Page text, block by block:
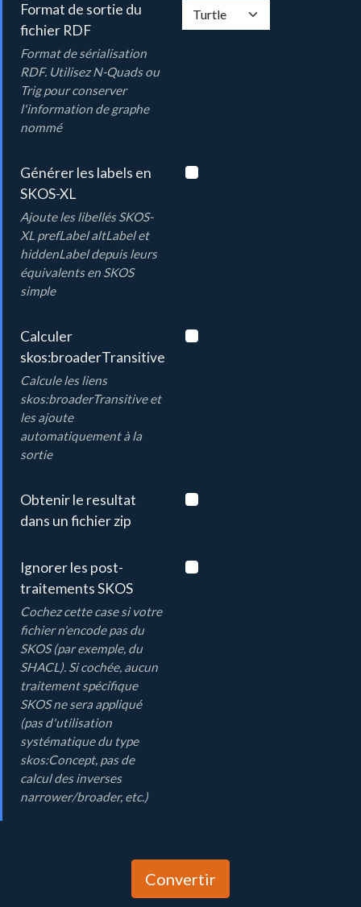
Format de sortie du
fichier RDF
Format de sérialisation
RDF. Utilisez N-Quads ou
Trig pour conserver
l'information de graphe
nommé
Générer les labels en
SKOS-XL
Ajoute les libellés SKOS-
XL prefLabel altLabel et
hiddenLabel depuis leurs
équivalents en SKOS
simple
Calculer
skos:broaderTransitive
Calcule les liens
skos:broaderTransitive et
les ajoute
automatiquement à la
sortie
Obtenir le resultat
dans un fichier zip
Ignorer les post-
traitements SKOS
Cochez cette case si votre
fichier n'encode pas du
SKOS (par exemple, du
SHACL). Si cochée, aucun
traitement spécifique
SKOS ne sera appliqué
(pas d'utilisation
systématique du type
skos:Concept, pas de
calcul des inverses
narrower/broader, etc.)
Convertir